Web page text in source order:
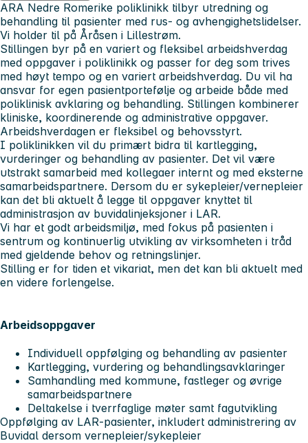
ARA Nedre Romerike poliklinikk tilbyr utredning og
behandling til pasienter med rus- og avhengighetslidelser.
Vi holder til på Åråsen i Lillestrøm.
Stillingen byr på en variert og fleksibel arbeidshverdag
med oppgaver i poliklinikk og passer for deg som trives
med høyt tempo og en variert arbeidshverdag. Du vil ha
ansvar for egen pasientportefølje og arbeide både med
poliklinisk avklaring og behandling. Stillingen kombinerer
kliniske, koordinerende og administrative oppgaver.
Arbeidshverdagen er fleksibel og behovsstyrt.
I poliklinikken vil du primært bidra til kartlegging,
vurderinger og behandling av pasienter. Det vil være
utstrakt samarbeid med kollegaer internt og med eksterne
samarbeidspartnere. Dersom du er sykepleier/vernepleier
kan det bli aktuelt å legge til oppgaver knyttet til
administrasjon av buvidalinjeksjoner i LAR.
Vi har et godt arbeidsmiljø, med fokus på pasienten i
sentrum og kontinuerlig utvikling av virksomheten i tråd
med gjeldende behov og retningslinjer.
Stilling er for tiden et vikariat, men det kan bli aktuelt med
en videre forlengelse.
Arbeidsoppgaver
Individuell oppfølging og behandling av pasienter
Kartlegging, vurdering og behandlingsavklaringer
Samhandling med kommune, fastleger og øvrige
samarbeidspartnere
Deltakelse i tverrfaglige møter samt fagutvikling
Oppfølging av LAR‑pasienter, inkludert administrering av
Buvidal dersom vernepleier/sykepleier